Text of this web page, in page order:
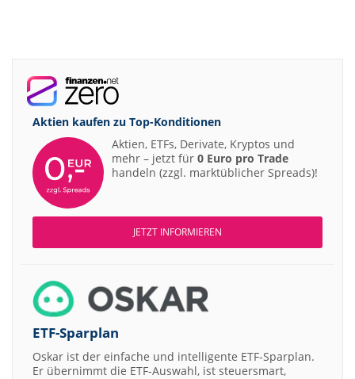
Aktien kaufen zu Top-Konditionen
Aktien, ETFs, Derivate, Kryptos und
mehr – jetzt für 0 Euro pro Trade
handeln (zzgl. marktüblicher Spreads)!
JETZT INFORMIEREN
ETF-Sparplan
Oskar ist der einfache und intelligente ETF-Sparplan.
Er übernimmt die ETF-Auswahl, ist steuersmart,